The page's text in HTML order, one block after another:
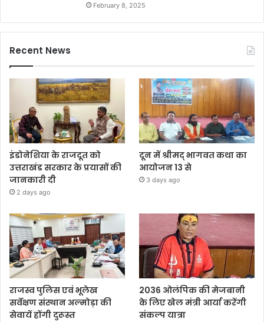
February 8, 2025
Recent News
इंडोनेशिया के राजदूत को
उत्तराखंड सरकार के प्रयासों की
जानकारी दी
2 days ago
दून में श्रीमद् भागवत कथा का
आयोजन 13 से
3 days ago
राजस्व पुलिस एवं भूलेख
सर्वेक्षण संस्थान अल्मोड़ा की
सेवायें होंगी दुरूस्त
2036 ओलंपिक की मेजबानी
के लिए खेल मंत्री आर्या करेंगी
संकल्प यात्रा